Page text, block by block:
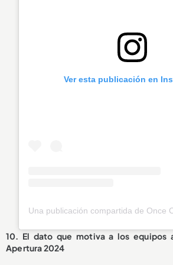
Ver esta publicación en
10. El dato que motiva a los equipos
Apertura 2024